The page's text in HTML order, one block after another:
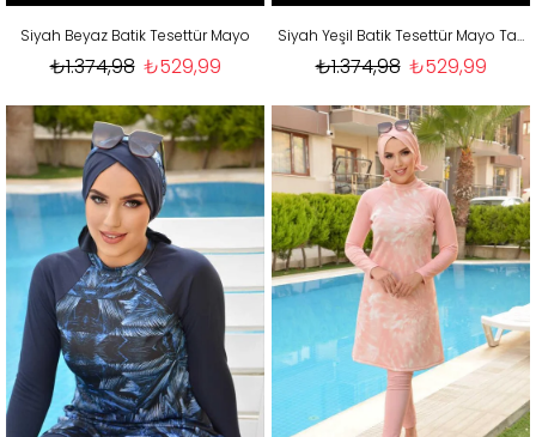
Siyah Beyaz Batik Tesettür Mayo
₺529,99
₺1.374,98
Siyah Yeşil Batik Tesettür Mayo Takım
₺529,99
₺1.374,98